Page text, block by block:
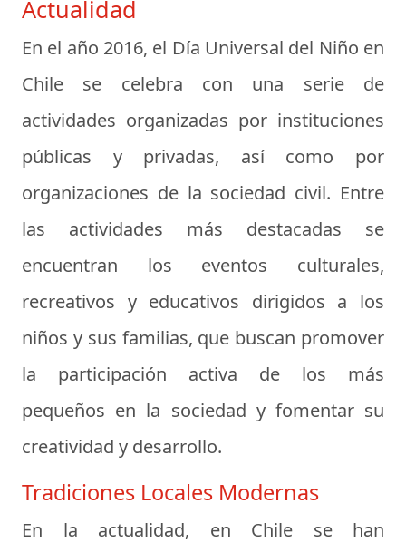
Actualidad
En el año 2016, el Día Universal del Niño en
Chile se celebra con una serie de
actividades organizadas por instituciones
públicas y privadas, así como por
organizaciones de la sociedad civil. Entre
las actividades más destacadas se
encuentran los eventos culturales,
recreativos y educativos dirigidos a los
niños y sus familias, que buscan promover
la participación activa de los más
pequeños en la sociedad y fomentar su
creatividad y desarrollo.
Tradiciones Locales Modernas
En la actualidad, en Chile se han